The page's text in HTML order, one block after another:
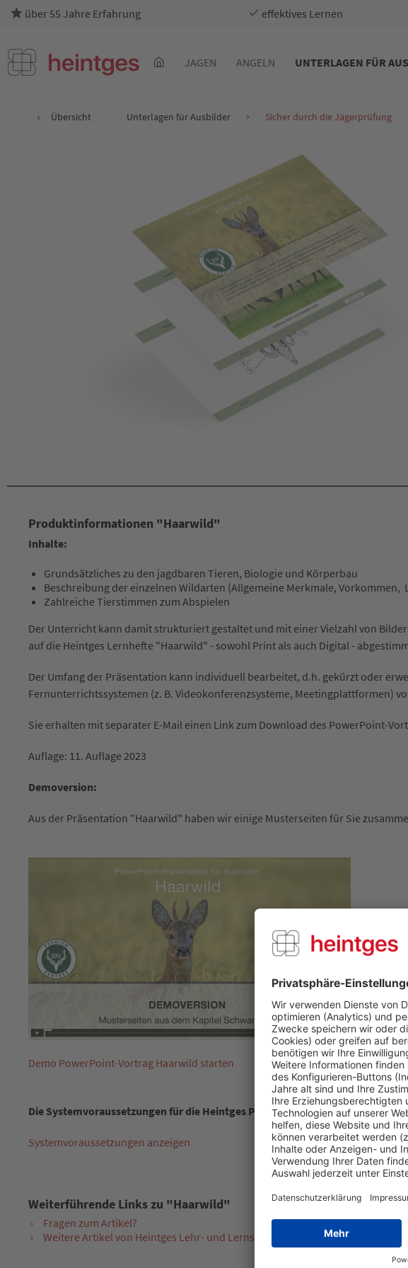
über 55 Jahre Erfahrung effektives Lernen
JAGEN ANGELN UNTERLAGEN FÜR
Übersicht Unterlagen für Ausbilder Sicher durch die Jägerprüfung
Produktinformationen "Haarwild"
Inhalte:
Grundsätzliches zu den jagdbaren Tieren, Biologie und Körperbau
Beschreibung der einzelnen Wildarten (Allgemeine Merkmale,
Zahlreiche Tierstimmen zum Abspielen
Der Unterricht kann damit strukturiert gestaltet und mit einer Vielzahl von
auf die Heintges Lernhefte "Haarwild" - sowohl Print als auch Digital -
Der Umfang der Präsentation kann individuell bearbeitet, d.h. gekürzt oder
Fernunterrichtssystemen (z. B. Videokonferenzsysteme, Meetingplattformen)
Sie erhalten mit separater E-Mail einen Link zum Download des PowerPoint-
Auflage: 11. Auflage 2023
Demoversion:
Aus der Präsentation "Haarwild" haben wir einige Musterseiten für Sie
Demo PowerPoint-Vortrag Haarwild starten
Die Systemvoraussetzungen für die Heintges PowerPoint-Vorträge finden
Systemvoraussetzungen anzeigen
Weiterführende Links zu "Haarwild"
Fragen zum Artikel?
Weitere Artikel von Heintges Lehr- und Lernsystem GmbH